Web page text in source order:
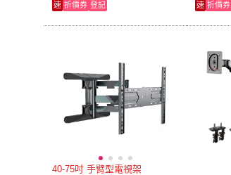
速 折價券 登記 速 折價券
40-75吋 手臂型電視架